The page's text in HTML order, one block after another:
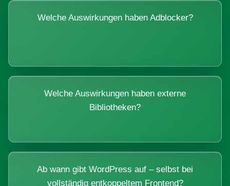
Welche Auswirkungen haben Adblocker?
Welche Auswirkungen haben externe
Bibliotheken?
Ab wann gibt WordPress auf – selbst bei
vollständig entkoppeltem Frontend?